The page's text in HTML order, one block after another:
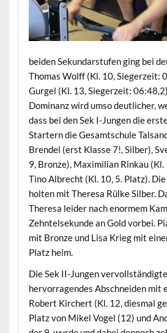
beiden Sekundarstufen ging bei
Thomas Wolff (Kl. 10, Siegerzeit:
Gurgel (Kl. 13, Siegerzeit:
Dominanz wird umso deutlicher,
dass bei den Sek I-Jungen die
Startern die Gesamtschule
Brendel (erst Klasse 7!, Silber),
9, Bronze), Maximilian Rinkau (Kl.
Tino Albrecht (Kl. 10, 5. Platz).
holten mit Theresa Rülke Silber.
Theresa leider nach enormem
Zehntelsekunde an Gold vorbei.
mit Bronze und Lisa Krieg mit
Platz heim.
Die Sek II-Jungen
hervorragendes Abschneiden mit
Robert Kirchert (Kl. 12, diesmal
Platz von Mikel Vogel (12) und